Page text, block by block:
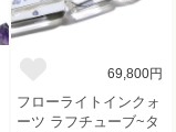
69,800円
フローライトインクォ
ーツ ラフチューブ~タ